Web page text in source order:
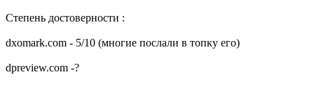
Степень достоверности :
dxomark.com - 5/10 (многие послали в топку его)
dpreview.com -?